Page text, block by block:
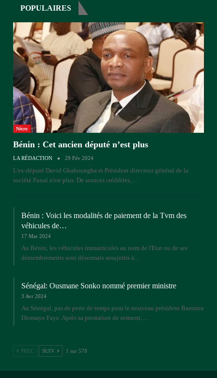
POPULAIRES
Nécro
Bénin : Cet ancien député n’est plus
LA RÉDACTION 29 Fév 2024
L'ex-député David Gbahoungba et Président directeur général de la
société Funaï n'est plus. De sources crédibles,…
Bénin : Voici les modalités de paiement de la Tvm des
véhicules de…
17 Mar 2024
Au Bénin, les véhicules immatriculés au nom de l'Etat ou de ses
démembrements sont désormais assujettis à…
Sénégal: Ousmane Sonko nommé premier ministre
3 Avr 2024
Au Sénégal, pas de perte de temps pour le nouveau président Bassirou
Diomaye Faye. Après sa prestation de serment,…
PREC SUIV 1 sur 578